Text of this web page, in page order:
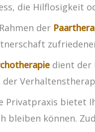
die Hilflosigkeit
der
dient der
der
Privatpraxis bietet
bleiben können.